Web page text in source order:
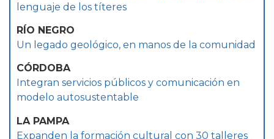
lenguaje de los títeres
RÍO NEGRO
Un legado geológico, en manos de la comunidad
CÓRDOBA
Integran servicios públicos y comunicación en
modelo autosustentable
LA PAMPA
Expanden la formación cultural con 30 talleres